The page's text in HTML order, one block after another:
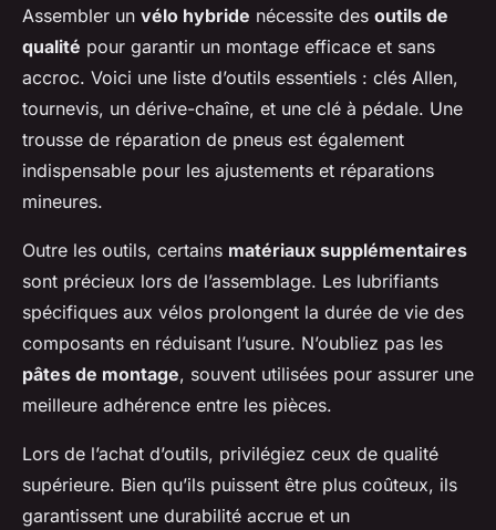
Assembler un vélo hybride nécessite des outils de
qualité pour garantir un montage efficace et sans
accroc. Voici une liste d’outils essentiels : clés Allen,
tournevis, un dérive-chaîne, et une clé à pédale. Une
trousse de réparation de pneus est également
indispensable pour les ajustements et réparations
mineures.
Outre les outils, certains matériaux supplémentaires
sont précieux lors de l’assemblage. Les lubrifiants
spécifiques aux vélos prolongent la durée de vie des
composants en réduisant l’usure. N’oubliez pas les
pâtes de montage, souvent utilisées pour assurer une
meilleure adhérence entre les pièces.
Lors de l’achat d’outils, privilégiez ceux de qualité
supérieure. Bien qu’ils puissent être plus coûteux, ils
garantissent une durabilité accrue et un